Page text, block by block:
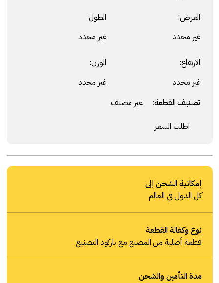
العرض:
غير محدد
الطول:
غير محدد
الارتفاع:
غير محدد
الوزن:
غير محدد
تصنيف القطعة: غير مصنف
اطلب السعر
إمكانية الشحن إلى
كل الدول في العالم
نوع وكفالة القطعة
قطعة أصلية من المصنع مع باركود التصنيع
مدة التأمين والشحن